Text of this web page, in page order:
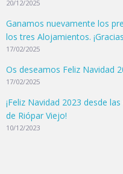
20/12/2025
Ganamos nuevamente los
los tres Alojamientos.
17/02/2025
Os deseamos Feliz Navidad
17/02/2025
¡Feliz Navidad 2023 desde
de Riópar Viejo!
10/12/2023